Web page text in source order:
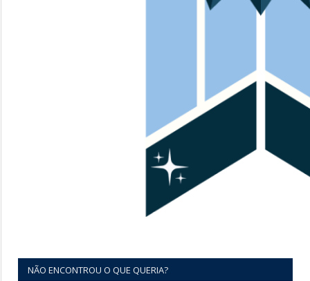
NÃO ENCONTROU O QUE QUERIA?